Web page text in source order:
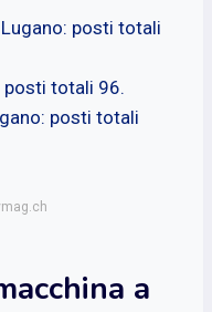
posti totali
totali 96.
posti totali
a